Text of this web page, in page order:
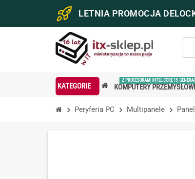
LETNIA PROMOCJA
KATEGORIE KOMPUTERY
Z PROCESORAMI INTEL CORE 15.
Peryferia PC Multipanele